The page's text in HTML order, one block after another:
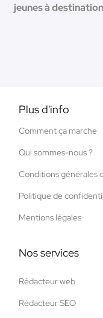
jeunes à
Plus d'info
Comment ça marche
Qui sommes-nous ?
Conditions générales
Politique de
Mentions légales
Nos services
Rédacteur web
Rédacteur SEO